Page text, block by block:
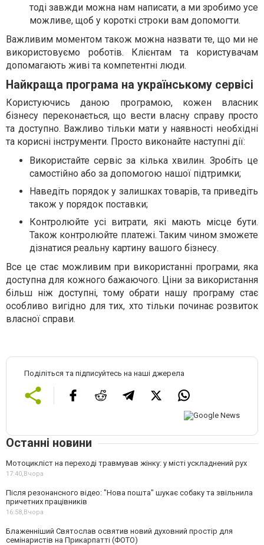
тоді завжди можна нам написати, а ми зробимо усе
можливе, щоб у короткі строки вам допомогти.
Важливим моментом також можна назвати те, що ми не
використовуємо роботів. Клієнтам та користувачам
допомагають живі та компетентні люди.
Найкраща програма на українському сервісі
Користуючись даною програмою, кожен власник
бізнесу переконається, що вести власну справу просто
та доступно. Важливо тільки мати у наявності необхідні
та корисні інструменти. Просто виконайте наступні дії:
Використайте сервіс за кілька хвилин. Зробіть це
самостійно або за допомогою нашої підтримки;
Наведіть порядок у залишках товарів, та приведіть
також у порядок поставки;
Контролюйте усі витрати, які мають місце бути.
Також контролюйте платежі. Таким чином зможете
дізнатися реальну картину вашого бізнесу.
Все це стає можливим при використанні програми, яка
доступна для кожного бажаючого. Ціни за використання
більш ніж доступні, тому обрати нашу програму стає
особливо вигідно для тих, хто тільки починає розвиток
власної справи.
Поділіться та підписуйтесь на наші джерела
Останні новини
Мотоцикліст на переході травмував жінку: у місті ускладнений рух
17:40,Вчора
Після резонансного відео: "Нова пошта" шукає собаку та звільнила
причетних працівників
16:58,Вчора
Блаженніший Святослав освятив новий духовний простір для
семінаристів на Прикарпатті (ФОТО)